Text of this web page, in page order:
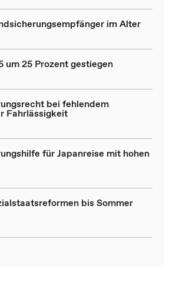
im Alter
um 25 Prozent gestiegen
bei fehlendem
Fahrlässigkeit
für Japanreise mit hohen
bis Sommer